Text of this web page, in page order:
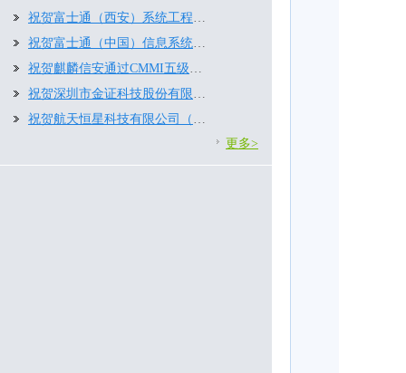
祝贺富士通（西安）系统工程有限公司通过CMMI3.0五级评估
祝贺富士通（中国）信息系统有限公司再次通过CMMI五级评估
祝贺麒麟信安通过CMMI五级评估！
祝贺深圳市金证科技股份有限公司再次通过CMMI2.0五级评估
祝贺航天恒星科技有限公司（航天五院五〇三所）顺利通过CMMI2.0四级评估
更多>